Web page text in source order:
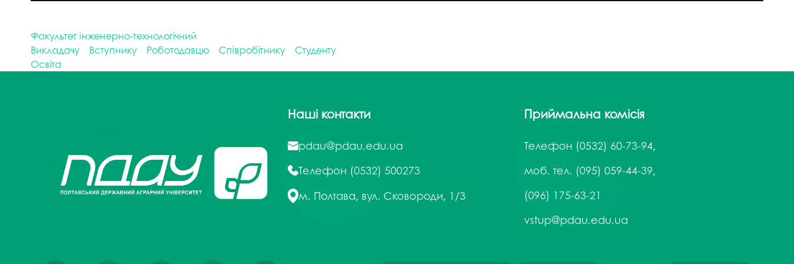
госпдоговірних робіт (послуг)
Факультет інженерно-технологічний
Викладачу
Вступнику Роботодавцю Співробітнику
Студенту
Освіта
Наші контакти
pdau@pdau.edu.ua
Телефон (0532) 500273
м. Полтава, вул. Сковороди, 1/3
Приймальна комісія
Телефон (0532) 60-73-94,
моб. тел. (095) 059-44-39,
(096) 175-63-21
vstup@pdau.edu.ua